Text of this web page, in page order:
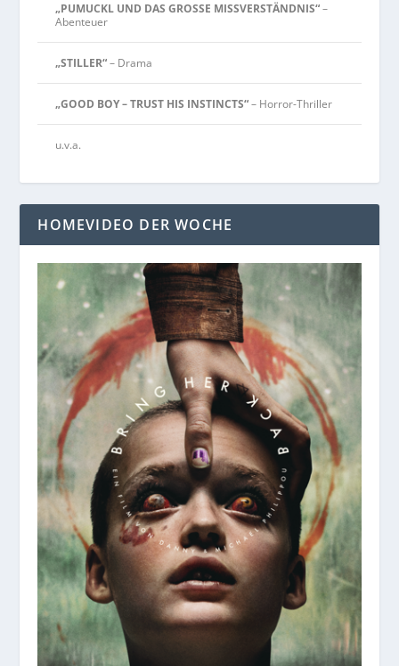
„PUMUCKL UND DAS GROSSE MISSVERSTÄNDNIS“–
Abenteuer
„STILLER“– Drama
„GOOD BOY – TRUST HIS INSTINCTS“– Horror-Thriller
u.v.a.
HOMEVIDEO DER WOCHE